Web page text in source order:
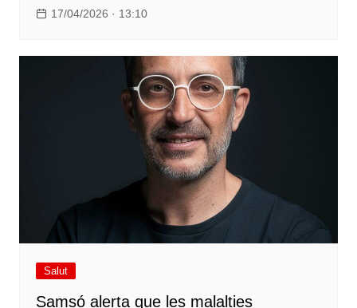
17/04/2026 · 13:10
Salut
Samsó alerta que les malalties